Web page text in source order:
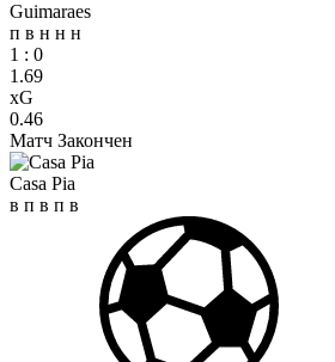
Guimaraes
п в н н н
1 : 0
1.69
xG
0.46
Матч Закончен
Casa Pia
в п в п в